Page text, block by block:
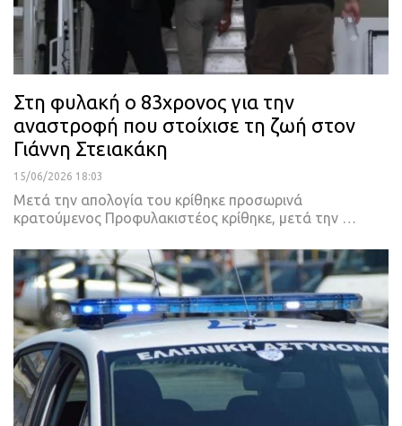
Στη φυλακή ο 83χρονος για την
αναστροφή που στοίχισε τη ζωή στον
Γιάννη Στειακάκη
15/06/2026 18:03
Μετά την απολογία του κρίθηκε προσωρινά
κρατούμενος Προφυλακιστέος κρίθηκε, μετά την …